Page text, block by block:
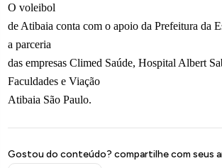
O voleibol
de Atibaia conta com o apoio da Prefeitura da
a parceria
das empresas Climed Saúde, Hospital Albert
Faculdades e Viação
Atibaia São Paulo.
Gostou do conteúdo? compartilhe com seus